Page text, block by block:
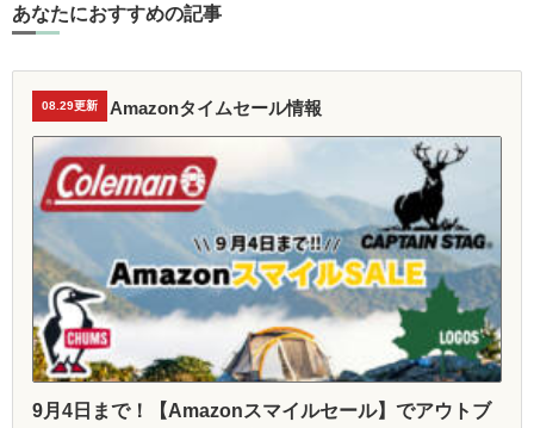
あなたにおすすめの記事
08.29更新 Amazonタイムセール情報
9月4日まで！【Amazonスマイルセール】でアウトブ